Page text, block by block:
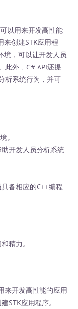
以用来开发高性能
来创建STK应用程
境，可以让开发人员
此外，C# API还提
析系统行为，并可
。
开发人员分析系统
备相应的C++编程
精力。
开发高性能的应用
STK应用程序。